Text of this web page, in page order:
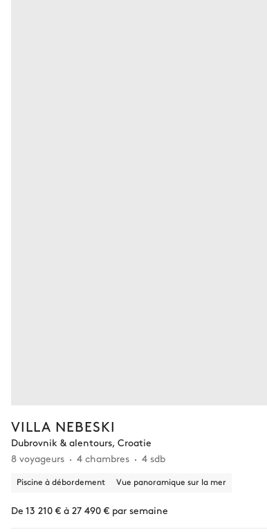
VILLA NEBESKI
Dubrovnik & alentours, Croatie
8 voyageurs
4 chambres 4 sdb
Piscine à débordement Vue panoramique sur la mer
De 13 210 € à 27 490 € par semaine